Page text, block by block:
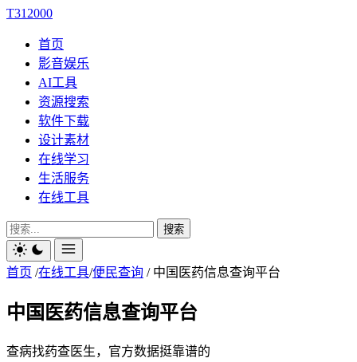
T312000
首页
影音娱乐
AI工具
资源搜索
软件下载
设计素材
在线学习
生活服务
在线工具
搜索
首页 /在线工具/便民查询 / 中国医药信息查询平台
中国医药信息查询平台
查病找药查医生，官方数据挺靠谱的